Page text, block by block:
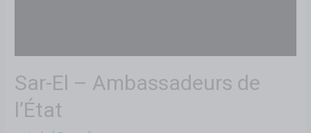
Sar-El – Ambassadeurs de
l’État